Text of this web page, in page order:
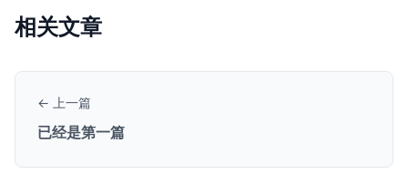
相关文章
← 上一篇
已经是第一篇